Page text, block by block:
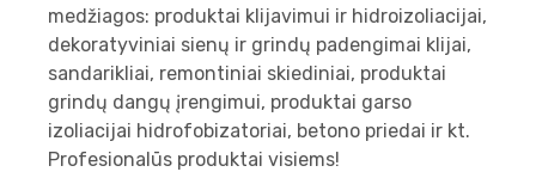
medžiagos: produktai klijavimui ir hidroizoliacijai,
dekoratyviniai sienų ir grindų padengimai klijai,
sandarikliai, remontiniai skiediniai, produktai
grindų dangų įrengimui, produktai garso
izoliacijai hidrofobizatoriai, betono priedai ir kt.
Profesionalūs produktai visiems!